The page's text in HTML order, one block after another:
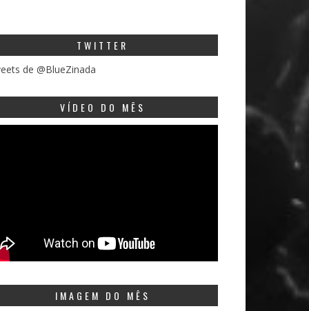
TWITTER
de @BlueZinada
VÍDEO DO MÊS
IMAGEM DO MÊS